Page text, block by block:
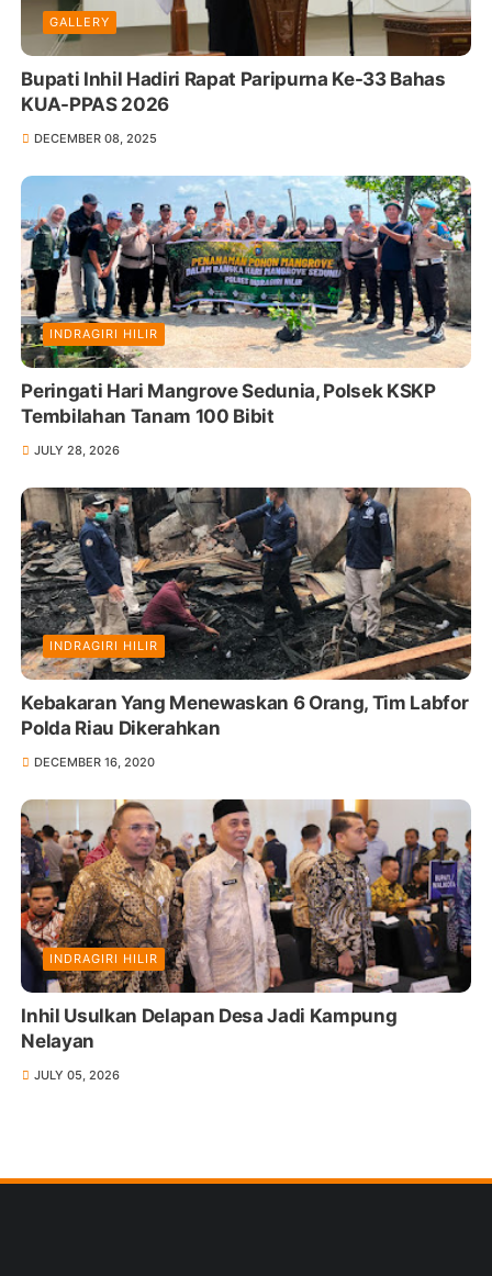
GALLERY
Bupati Inhil Hadiri Rapat Paripurna Ke-33 Bahas
KUA-PPAS 2026
DECEMBER 08, 2025
INDRAGIRI HILIR
Peringati Hari Mangrove Sedunia, Polsek KSKP
Tembilahan Tanam 100 Bibit
JULY 28, 2026
INDRAGIRI HILIR
Kebakaran Yang Menewaskan 6 Orang, Tim Labfor
Polda Riau Dikerahkan
DECEMBER 16, 2020
INDRAGIRI HILIR
Inhil Usulkan Delapan Desa Jadi Kampung
Nelayan
JULY 05, 2026